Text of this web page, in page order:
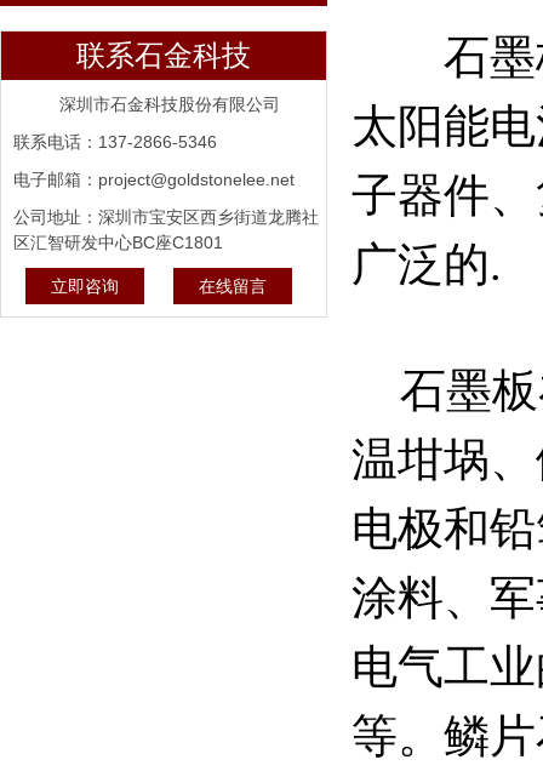
联系石金科技
深圳市石金科技股份有限公司
联系电话：137-2866-5346
电子邮箱：project@goldstonelee.net
公司地址：深圳市宝安区西乡街道龙腾社
区汇智研发中心BC座C1801
立即咨询 在线留言
石墨板
太阳能
子器件
广泛的.
石墨板
温坩埚
电极和
涂料、
电气工
等。鳞